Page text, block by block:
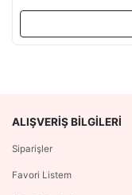
ALIŞVERIŞ BILGILERI
Siparişler
Favori Listem